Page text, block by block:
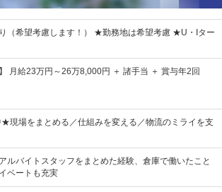
（希望考慮します！） ★勤務地は希望考慮 ★U・Iター
月給23万円～26万8,000円 ＋ 諸手当 ＋ 賞与年2回
現場をまとめる／仕組みを変える／物流のミライを支
バイトスタッフをまとめた経験、倉庫で働いたこと
ベートも充実